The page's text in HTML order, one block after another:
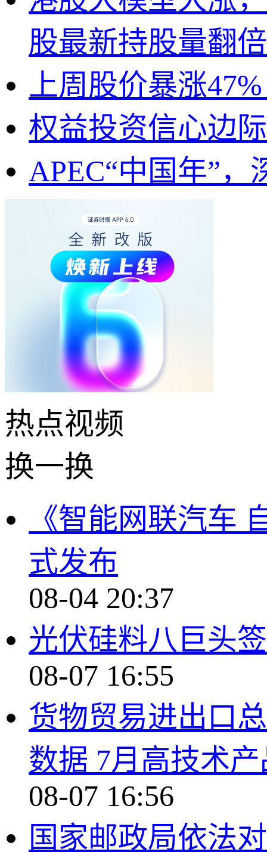
股最新持股量翻
上周股价暴涨
权益投资信心边
APEC“中国年”
热点视频
换一换
《智能网联汽车
式发布
08-04 20:37
光伏硅料八巨头
08-07 16:55
货物贸易进出口
数据 7月高技术
08-07 16:56
国家邮政局依法